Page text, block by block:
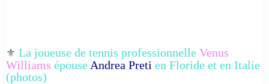
⚜️ La joueuse de tennis professionnelle Venus
Williams épouse Andrea Preti en Floride et en Italie
(photos)